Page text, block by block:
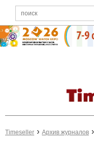
Timeseller Архив журналов